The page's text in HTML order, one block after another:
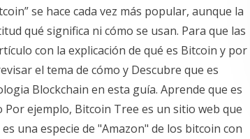
se hace cada vez más popular, aunque la
qué significa ni cómo se usan. Para que las
con la explicación de qué es Bitcoin y por
el tema de cómo y Descubre que es
Blockchain en esta guía. Aprende que es
ejemplo, Bitcoin Tree es un sitio web que
una especie de "Amazon" de los bitcoin con